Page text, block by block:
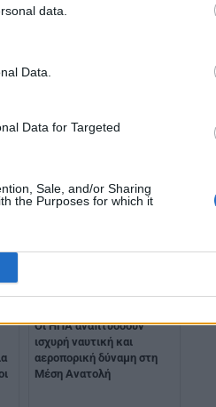
data.
Data.
Data for Targeted
Sale, and/or Sharing
the Purposes for which it
ΗΠΑ: Σχεδιάζει να
Ευρώπη
Οι ΗΠΑ αναπτύσσουν
ισχυρή ναυτική και
αεροπορική δύναμη στη
Μέση Ανατολή